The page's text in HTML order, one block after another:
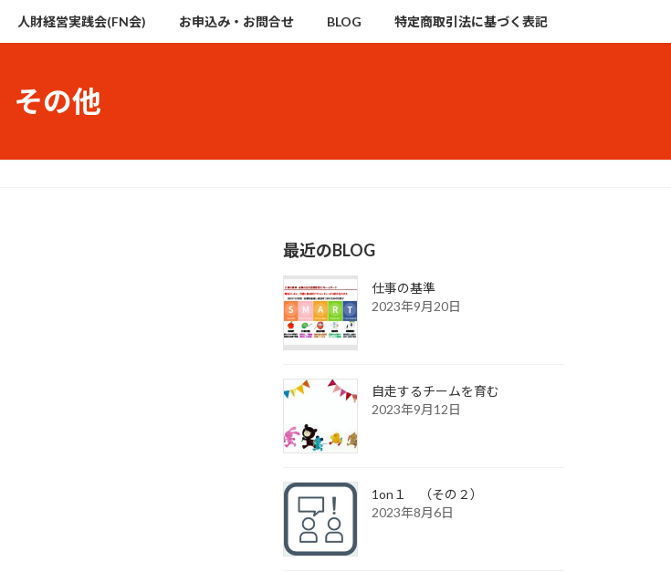
人財経営実践会(FN会) お申込み・お問合せ BLOG 特定商取引法に基づく表記
その他
最近のBLOG
仕事の基準
2023年9月20日
自走するチームを育む
2023年9月12日
1on１ （その２）
2023年8月6日